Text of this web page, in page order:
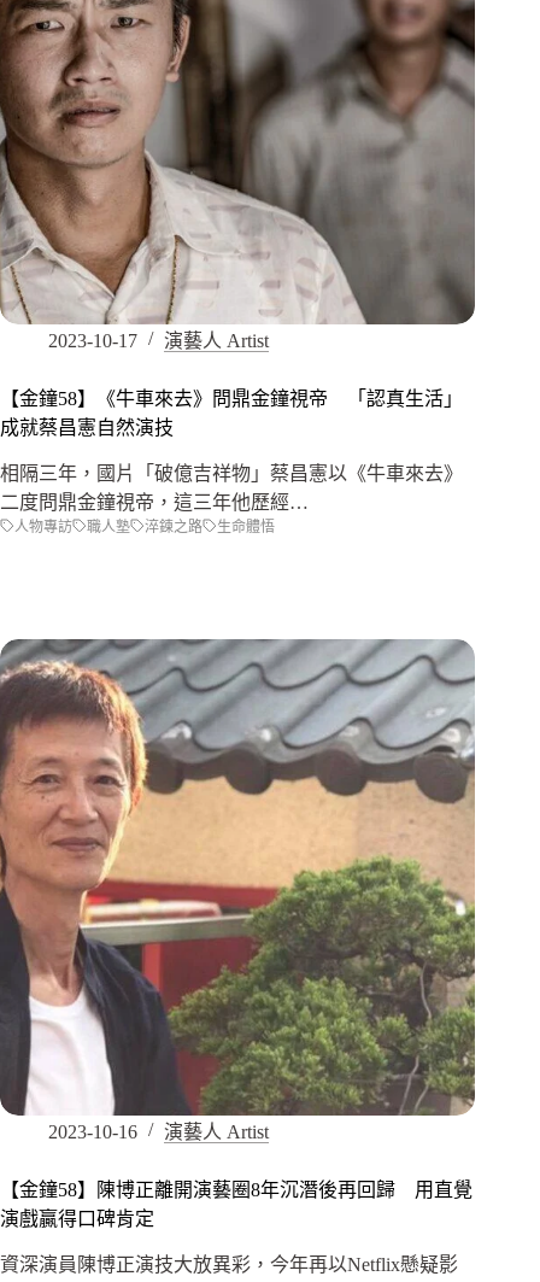
2023-10-17 演藝人 Artist
【金鐘58】《牛車來去》問鼎金鐘視帝 「認真生活」
成就蔡昌憲自然演技
相隔三年，國片「破億吉祥物」蔡昌憲以《牛車來去》
二度問鼎金鐘視帝，這三年他歷經…
人物專訪 職人塾 淬鍊之路 生命體悟
2023-10-16 演藝人 Artist
【金鐘58】陳博正離開演藝圈8年沉潛後再回歸 用直覺
演戲贏得口碑肯定
資深演員陳博正演技大放異彩，今年再以Netflix懸疑影